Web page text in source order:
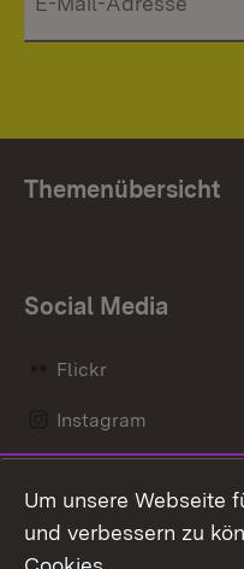
Themenübersicht
Social Media
Flickr
Instagram
Mastodon
Um unsere Webseite
und verbessern zu